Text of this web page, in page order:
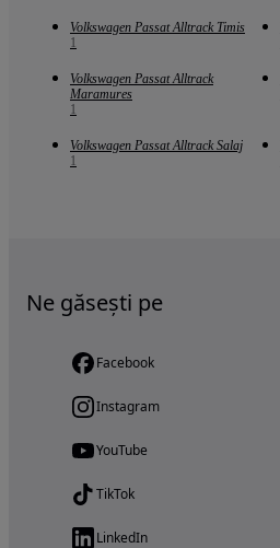
Volkswagen Passat Alltrack Timis
1
Volkswagen Passat Alltrack
Maramures
1
Volkswagen Passat Alltrack Salaj
1
Ne găsești pe
Facebook
Instagram
YouTube
TikTok
LinkedIn